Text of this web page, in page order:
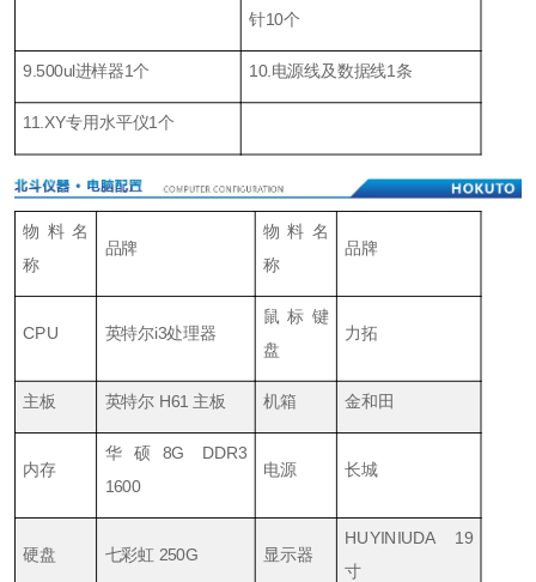
针10个
9.500ul进样器1个 10. 电源线及数据线1条
11.XY专用水平仪1个
物料名
称
品牌
物料名
称
品牌
CPU 英特尔i3处理器
鼠标键
盘
力拓
主板 英特尔 H61 主板 机箱 金和田
内存
华硕8G DDR3
1600
电源 长城
硬盘 七彩虹 250G 显示器
HUYINIUDA 19
寸